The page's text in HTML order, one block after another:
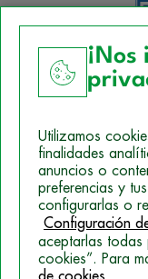
Política de Cookies
Mapa del sitio
Politica de
© 2026 Campus
Utilizamos
finalidades
anuncios o
preferencias y
configurarlas o
Configuración
aceptarlas todas
cookies”. Para